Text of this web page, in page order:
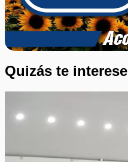
Quizás te interese